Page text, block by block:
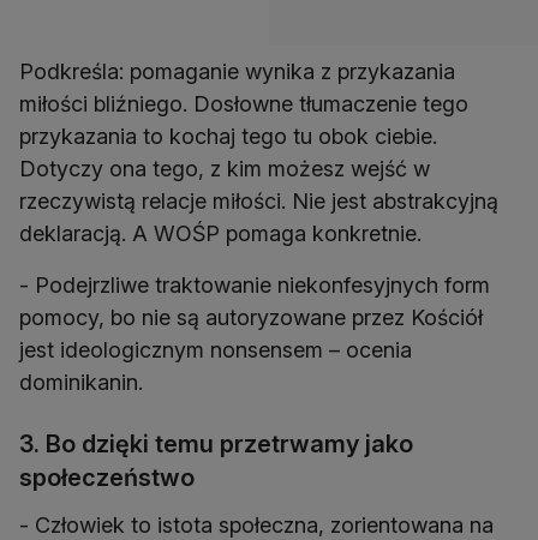
Podkreśla: pomaganie wynika z przykazania
miłości bliźniego. Dosłowne tłumaczenie tego
przykazania to kochaj tego tu obok ciebie.
Dotyczy ona tego, z kim możesz wejść w
rzeczywistą relacje miłości. Nie jest abstrakcyjną
deklaracją. A WOŚP pomaga konkretnie.
- Podejrzliwe traktowanie niekonfesyjnych form
pomocy, bo nie są autoryzowane przez Kościół
jest ideologicznym nonsensem – ocenia
dominikanin.
3. Bo dzięki temu przetrwamy jako
społeczeństwo
- Człowiek to istota społeczna, zorientowana na